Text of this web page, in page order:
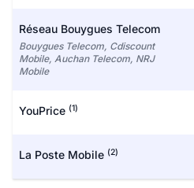
Réseau Bouygues Telecom
Bouygues Telecom, Cdiscount
Mobile, Auchan Telecom, NRJ
Mobile
YouPrice (1)
La Poste Mobile (2)